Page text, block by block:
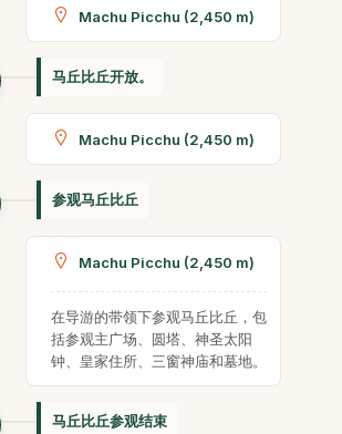
Machu Picchu (2,450 m)
马丘比丘开放。
Machu Picchu (2,450 m)
参观马丘比丘
Machu Picchu (2,450 m)
在导游的带领下参观马丘比丘，包
括参观主广场、圆塔、神圣太阳
钟、皇家住所、三窗神庙和墓地。
马丘比丘参观结束